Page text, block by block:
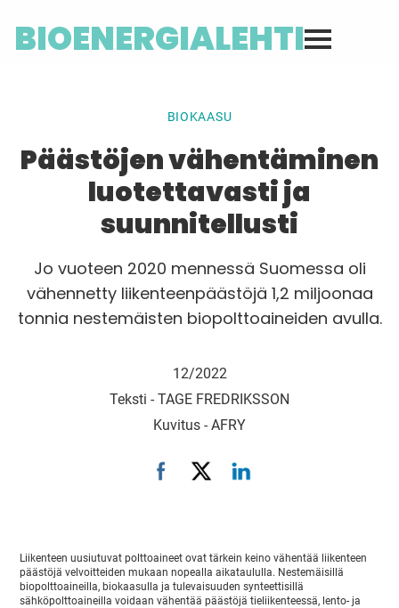
BIOENERGIALEHTI
BIOKAASU
Päästöjen vähentäminen
luotettavasti ja
suunnitellusti
Jo vuoteen 2020 mennessä Suomessa oli
vähennetty liikenteenpäästöjä 1,2 miljoonaa
tonnia nestemäisten biopolttoaineiden avulla.
12/2022
Teksti - TAGE FREDRIKSSON
Kuvitus - AFRY
Liikenteen uusiutuvat polttoaineet ovat tärkein keino vähentää liikenteen
päästöjä velvoitteiden mukaan nopealla aikataululla. Nestemäisillä
biopolttoaineilla, biokaasulla ja tulevaisuuden synteettisillä
sähköpolttoaineilla voidaan vähentää päästöjä tieliikenteessä, lento- ja